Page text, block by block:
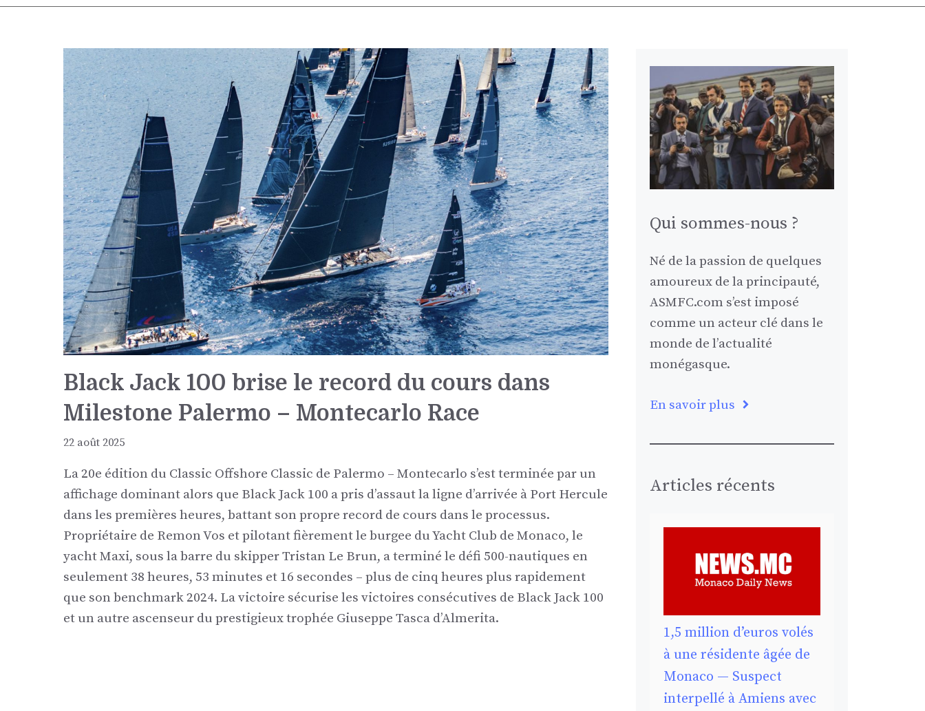
Black Jack 100 brise le record du cours dans
Milestone Palermo – Montecarlo Race
22 août 2025
La 20e édition du Classic Offshore Classic de Palermo – Montecarlo s’est terminée par un
affichage dominant alors que Black Jack 100 a pris d’assaut la ligne d’arrivée à Port Hercule
dans les premières heures, battant son propre record de cours dans le processus.
Propriétaire de Remon Vos et pilotant fièrement le burgee du Yacht Club de Monaco, le
yacht Maxi, sous la barre du skipper Tristan Le Brun, a terminé le défi 500-nautiques en
seulement 38 heures, 53 minutes et 16 secondes – plus de cinq heures plus rapidement
que son benchmark 2024. La victoire sécurise les victoires consécutives de Black Jack 100
et un autre ascenseur du prestigieux trophée Giuseppe Tasca d’Almerita.
Qui sommes-nous ?
Né de la passion de quelques
amoureux de la principauté,
ASMFC.com s’est imposé
comme un acteur clé dans le
monde de l’actualité
monégasque.
En savoir plus
Articles récents
1,5 million d’euros volés
à une résidente âgée de
Monaco — Suspect
interpellé à Amiens avec